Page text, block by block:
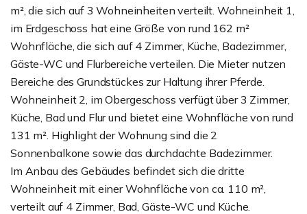
m², die sich auf 3 Wohneinheiten verteilt. Wohneinheit 1,
im Erdgeschoss hat eine Größe von rund 162 m²
Wohnfläche, die sich auf 4 Zimmer, Küche, Badezimmer,
Gäste-WC und Flurbereiche verteilen. Die Mieter nutzen
Bereiche des Grundstückes zur Haltung ihrer Pferde.
Wohneinheit 2, im Obergeschoss verfügt über 3 Zimmer,
Küche, Bad und Flur und bietet eine Wohnfläche von rund
131 m². Highlight der Wohnung sind die 2
Sonnenbalkone sowie das durchdachte Badezimmer.
Im Anbau des Gebäudes befindet sich die dritte
Wohneinheit mit einer Wohnfläche von ca. 110 m²,
verteilt auf 4 Zimmer, Bad, Gäste-WC und Küche.